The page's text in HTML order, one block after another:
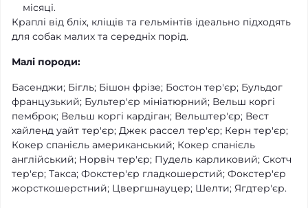
місяці.
Краплі від бліх, кліщів та гельмінтів ідеально підходять
для собак малих та середніх порід.
Малі породи:
Басенджи; Бігль; Бішон фрізе; Бостон тер'єр; Бульдог
французький; Бультер'єр мініатюрний; Вельш коргі
пемброк; Вельш коргі кардіган; Вельштер'єр; Вест
хайленд уайт тер'єр; Джек рассел тер'єр; Керн тер'єр;
Кокер спанієль американський; Кокер спанієль
англійський; Норвіч тер'єр; Пудель карликовий; Скотч
тер'єр; Такса; Фокстер'єр гладкошерстий; Фокстер'єр
жорсткошерстний; Цвергшнауцер; Шелти; Ягдтер'єр.